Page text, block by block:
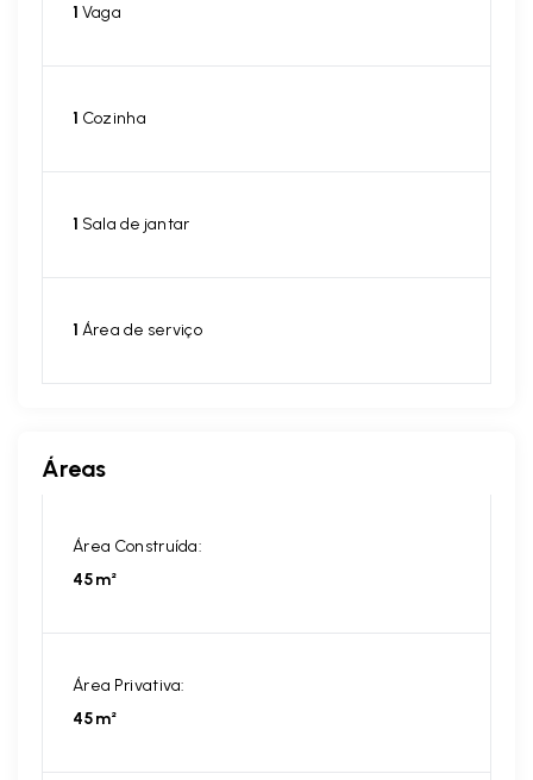
1 Vaga
1 Cozinha
1 Sala de jantar
1 Área de serviço
Áreas
Área Construída:
45m²
Área Privativa:
45m²